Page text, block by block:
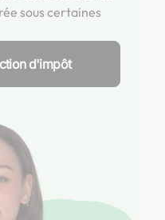
sous certaines
d'impôt